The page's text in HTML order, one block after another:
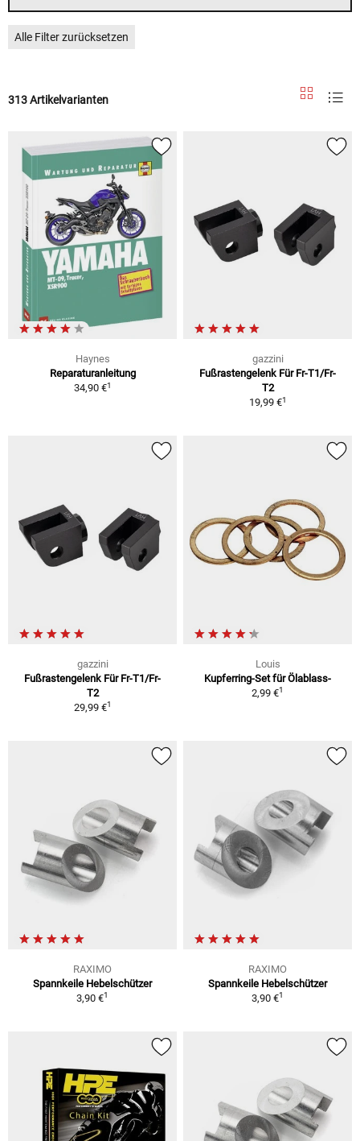
Alle Filter zurücksetzen
313 Artikelvarianten
Haynes
Reparaturanleitung
34,90 €1
gazzini
Fußrastengelenk Für Fr-T1/Fr-
T2
19,99 €1
gazzini
Fußrastengelenk Für Fr-T1/Fr-
T2
29,99 €1
Louis
Kupferring-Set für Ölablass-
2,99 €1
RAXIMO
Spannkeile Hebelschützer
3,90 €1
RAXIMO
Spannkeile Hebelschützer
3,90 €1